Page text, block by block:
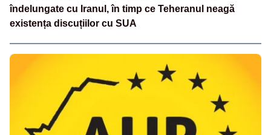
îndelungate cu Iranul, în timp ce Teheranul neagă
existența discuțiilor cu SUA